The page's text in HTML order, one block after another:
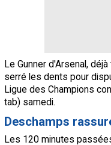
Le Gunner d'Arsenal,
serré les dents pour
Ligue des Champions
tab) samedi.
Deschamps
Les 120 minutes